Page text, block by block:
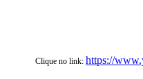
Clique no link: https://